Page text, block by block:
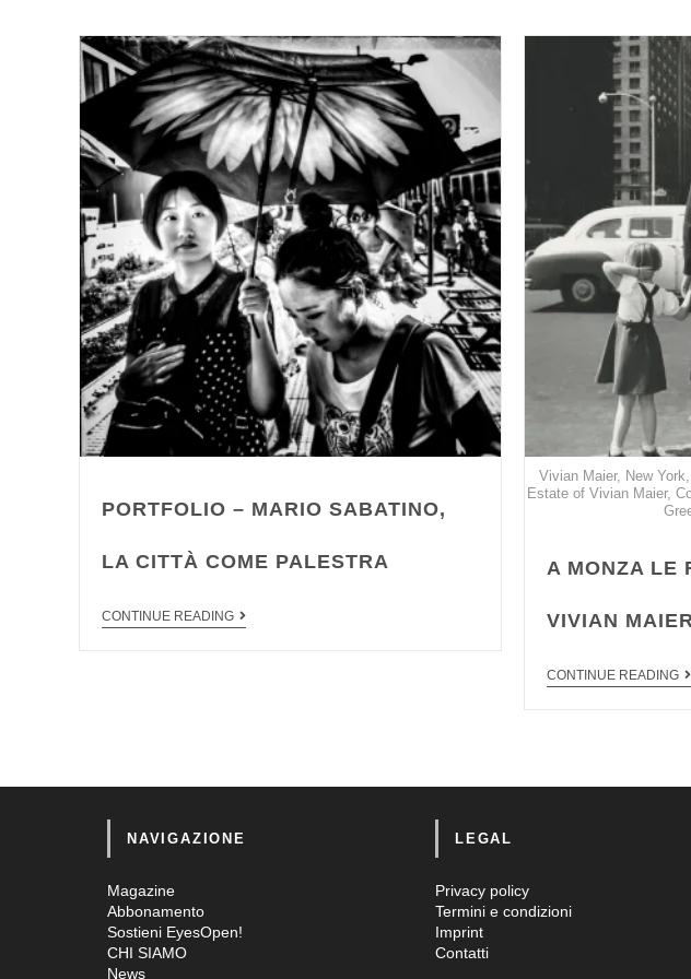
PORTFOLIO – MARIO SABATINO,
LA CITTÀ COME PALESTRA
CONTINUE READING
Vivian Maier, New
Estate of Vivian Maier,
A MONZA LE
VIVIAN
CONTINUE READING
NAVIGAZIONE
Magazine
Abbonamento
Sostieni EyesOpen!
CHI SIAMO
News
LEGAL
Privacy policy
Termini e condizioni
Imprint
Contatti